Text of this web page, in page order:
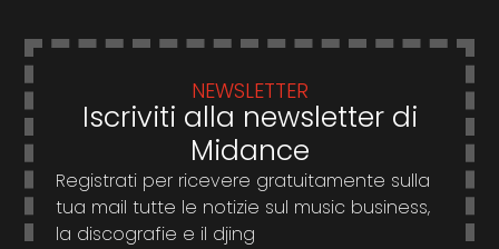
NEWSLETTER
Iscriviti alla newsletter di
Midance
Registrati per ricevere gratuitamente sulla
tua mail tutte le notizie sul music business,
la discografie e il djing